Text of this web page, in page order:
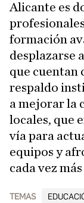
Alicante es
formación
desplazarse
que cuentan
respaldo
a mejorar la
locales, que
vía para
equipos y
cada vez
TEMAS